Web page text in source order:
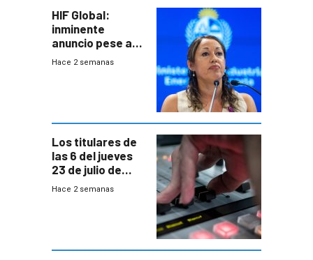
HIF Global:
inminente
anuncio pese a
declaración de
gobierno
Hace 2 semanas
Los titulares de
las 6 del jueves
23 de julio de
2026
Hace 2 semanas